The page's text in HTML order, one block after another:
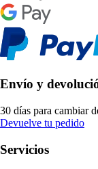
Envío y
30 días para cambiar
Devuelve tu pedido
Servicios